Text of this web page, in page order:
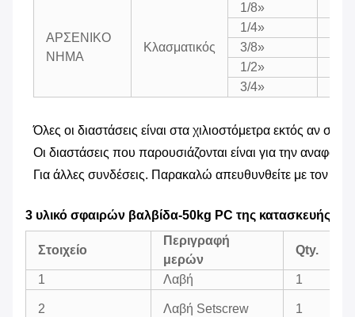
ΑΡΣΕΝΙΚΟ
ΝΗΜΑ
Κλασματικός
1/8»
1/4»
3/8»
1/2»
3/4»
Όλες οι διαστάσεις είναι στα χιλιοστόμετρα εκτός αν
Οι διαστάσεις που παρουσιάζονται είναι για την
Για άλλες συνδέσεις. Παρακαλώ απευθυνθείτε με τον
3 υλικό σφαιρών βαλβίδα-50kg PC της κατασκευής
Στοιχείο
Περιγραφή
μερών
Qty.
1 Λαβή 1
2 Λαβή Setscrew 1